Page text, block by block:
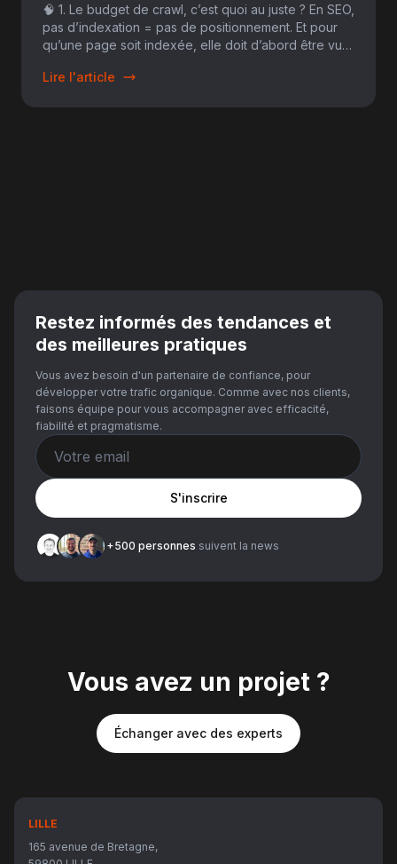
🧠 1. Le budget de crawl, c’est quoi au juste ? En SEO,
pas d’indexation = pas de positionnement. Et pour
qu’une page soit indexée, elle doit d’abord être vue
Lire l'article
Restez informés des tendances et
des meilleures pratiques
Vous avez besoin d'un partenaire de confiance, pour
développer votre trafic organique. Comme avec nos clients,
faisons équipe pour vous accompagner avec efficacité,
fiabilité et pragmatisme.
S'inscrire
+500 personnes suivent la news
Vous avez un projet ?
Échanger avec des experts
LILLE
165 avenue de Bretagne,